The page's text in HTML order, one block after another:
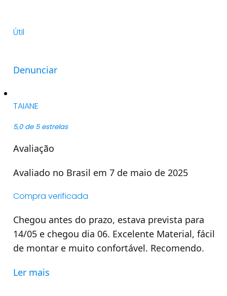
Útil
Denunciar
TAIANE
5,0 de 5 estrelas
Avaliação
Avaliado no Brasil em 7 de maio de 2025
Compra verificada
Chegou antes do prazo, estava prevista para
14/05 e chegou dia 06. Excelente Material, fácil
de montar e muito confortável. Recomendo.
Ler mais